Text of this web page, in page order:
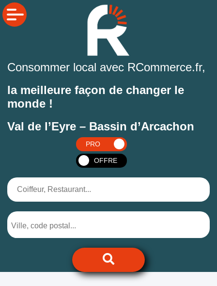
Consommer local avec RCommerce.fr,
la meilleure façon de changer le
monde !
Val de l’Eyre – Bassin d’Arcachon
PRO
OFFRE